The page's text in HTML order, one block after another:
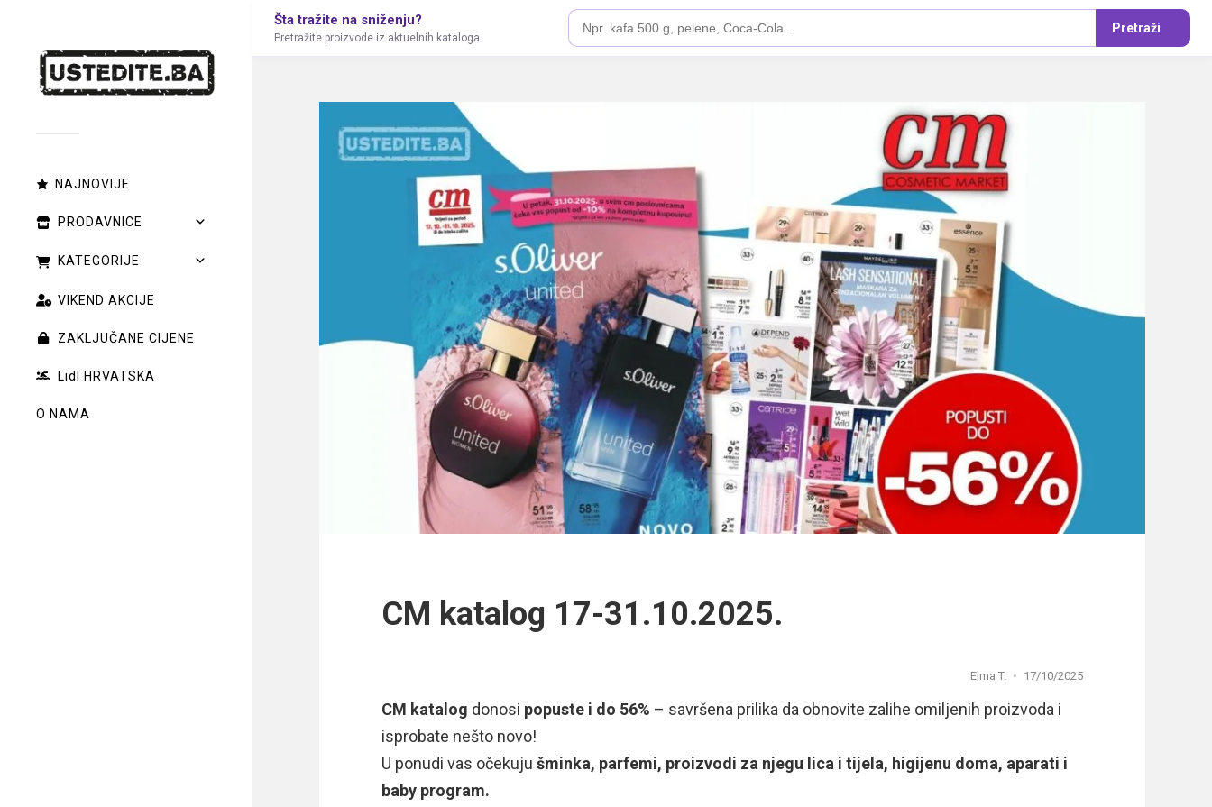
NAJNOVIJE
PRODAVNICE
KATEGORIJE
VIKEND AKCIJE
ZAKLJUČANE CIJENE
Lidl HRVATSKA
O NAMA
Šta tražite na sniženju?
Pretražite proizvode iz aktuelnih kataloga.
Pretraži
CM katalog 17-31.10.2025.
Elma T. 17/10/2025
CM katalog donosi popuste i do 56% – savršena prilika da obnovite zalihe omiljenih proizvoda i
isprobate nešto novo!
U ponudi vas očekujušminka, parfemi, proizvodi za njegu lica i tijela, higijenu doma, aparati i
baby program.